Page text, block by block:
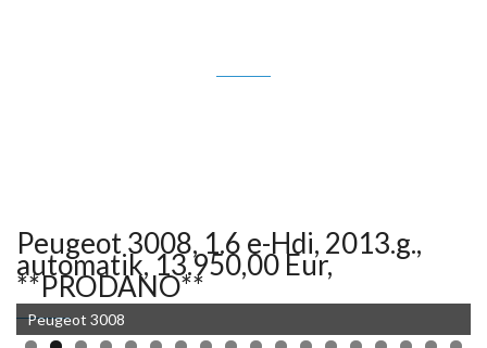
Peugeot 3008, 1.6 e-Hdi, 2013.g.,
automatik, 13.950,00 Eur,
**PRODANO**
Peugeot 3008
Peugeot 3008